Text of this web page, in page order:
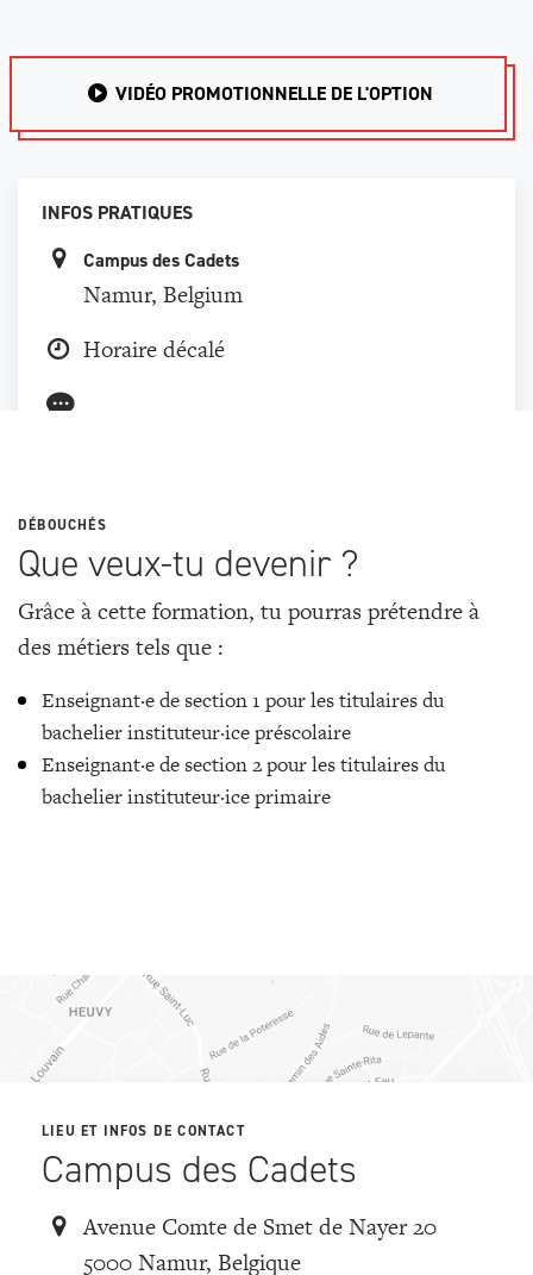
VIDÉO PROMOTIONNELLE DE L'OPTION
INFOS PRATIQUES
Campus des Cadets
Namur, Belgium
Horaire décalé
DÉBOUCHÉS
Que veux-tu devenir ?
Grâce à cette formation, tu pourras prétendre à
des métiers tels que :
Enseignant·e de section 1 pour les titulaires du
bachelier instituteur·ice préscolaire
Enseignant·e de section 2 pour les titulaires du
bachelier instituteur·ice primaire
LIEU ET INFOS DE CONTACT
Campus des Cadets
Avenue Comte de Smet de Nayer 20
5000 Namur, Belgique